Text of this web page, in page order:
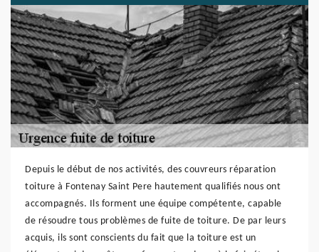
Depuis le début de nos activités, des couvreurs réparation
toiture à Fontenay Saint Pere hautement qualifiés nous ont
accompagnés. Ils forment une équipe compétente, capable
de résoudre tous problèmes de fuite de toiture. De par leurs
acquis, ils sont conscients du fait que la toiture est un